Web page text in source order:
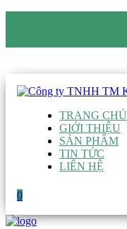
TRANG CHỦ
GIỚI THIỆU
SẢN PHẨM
TIN TỨC
LIÊN HỆ
0